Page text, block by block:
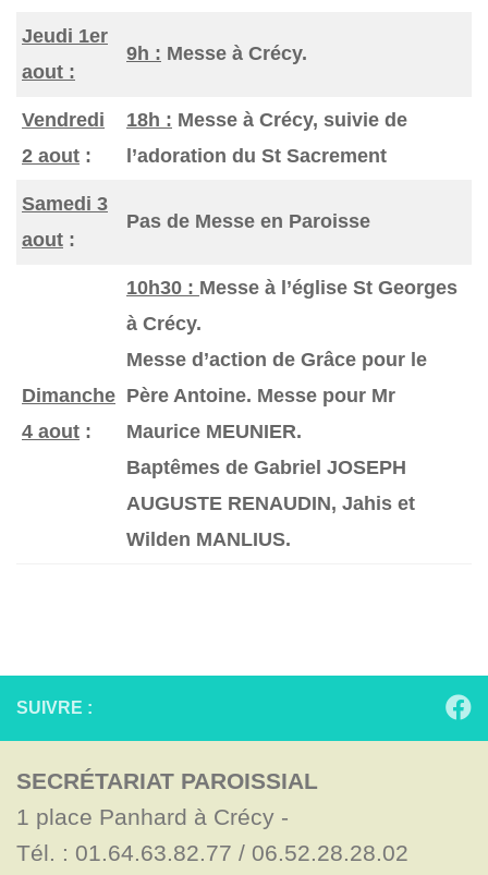
Jeudi 1er
aout :
9h : Messe à Crécy.
Vendredi
2 aout :
18h : Messe à Crécy, suivie de
l’adoration du St Sacrement
Samedi 3
aout :
Pas de Messe en Paroisse
Dimanche
4 aout :
10h30 : Messe à l’église St Georges
à Crécy.
Messe d’action de Grâce pour le
Père Antoine. Messe pour Mr
Maurice MEUNIER.
Baptêmes de Gabriel JOSEPH
AUGUSTE RENAUDIN, Jahis et
Wilden MANLIUS.
SUIVRE :
SECRÉTARIAT PAROISSIAL
1 place Panhard à Crécy -
Tél. : 01.64.63.82.77 / 06.52.28.28.02